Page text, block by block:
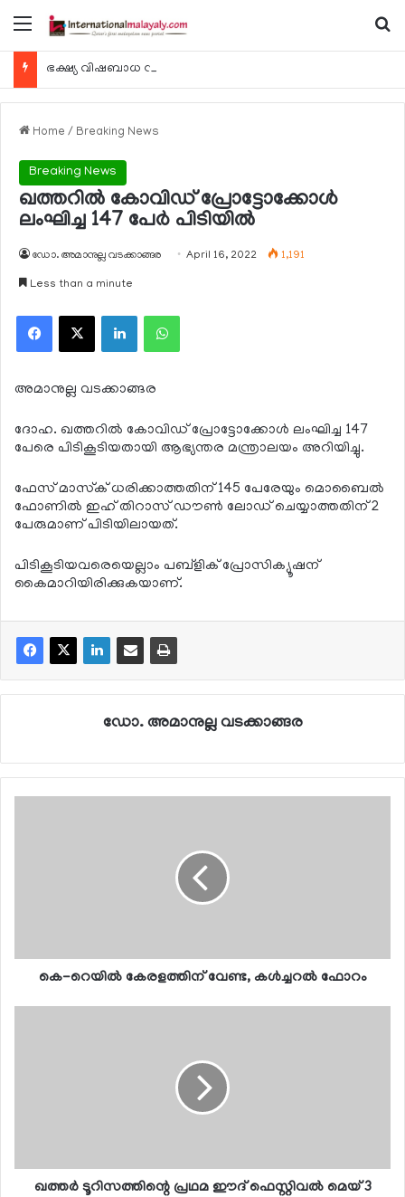
Menu
Home / Breaking News
Breaking News
ഖത്തറില്‍ കോവിഡ് പ്രോട്ടോക്കോള്‍
ലംഘിച്ച 147 പേര്‍ പിടിയില്‍
ഡോ. അമാനുല്ല വടക്കാങ്ങര April 16, 2022 1,191
Less than a minute
Facebook
X LinkedInWhatsApp
അമാനുല്ല വടക്കാങ്ങര
ദോഹ. ഖത്തറില്‍ കോവിഡ് പ്രോട്ടോക്കോള്‍ ലംഘിച്ച 147
പേരെ പിടികൂടിയതായി ആഭ്യന്തര മന്ത്രാലയം അറിയിച്ചു.
ഫേസ് മാസ്‌ക് ധരിക്കാത്തതിന് 145 പേരേയും മൊബൈല്‍
ഫോണില്‍ ഇഹ് തിറാസ് ഡൗണ്‍ ലോഡ് ചെയ്യാത്തതിന് 2
പേരുമാണ് പിടിയിലായത്.
പിടികൂടിയവരെയെല്ലാം പബ്ളിക് പ്രോസിക്യൂഷന്
കൈമാറിയിരിക്കുകയാണ്.
ഡോ. അമാനുല്ല വടക്കാങ്ങര
കെ-റെയില്‍ കേരളത്തിന് വേണ്ട, കള്‍ച്ചറല്‍ ഫോറം
ഖത്തര്‍ ടൂറിസത്തിന്റെ പ്രഥമ ഈദ് ഫെസ്റ്റിവല്‍ മെയ് 3